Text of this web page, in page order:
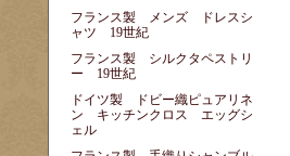
フランス製 メンズ ドレスシ
ャツ 19世紀
フランス製 シルクタペストリ
ー 19世紀
ドイツ製 ドビー織ピュアリネ
ン キッチンクロス エッグシ
ェル